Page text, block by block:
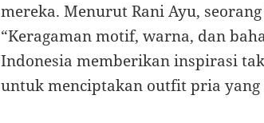
mereka. Menurut Rani Ayu,
“Keragaman motif, warna, dan
Indonesia memberikan inspirasi
untuk menciptakan outfit pria